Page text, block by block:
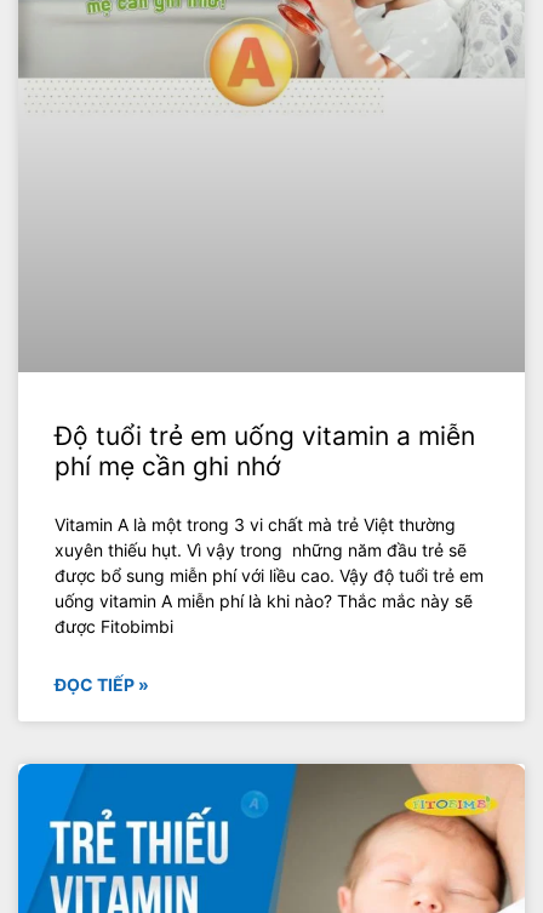
Độ tuổi trẻ em uống vitamin a miễn
phí mẹ cần ghi nhớ
Vitamin A là một trong 3 vi chất mà trẻ Việt thường
xuyên thiếu hụt. Vì vậy trong những năm đầu trẻ sẽ
được bổ sung miễn phí với liều cao. Vậy độ tuổi trẻ em
uống vitamin A miễn phí là khi nào? Thắc mắc này sẽ
được Fitobimbi
ĐỌC TIẾP »